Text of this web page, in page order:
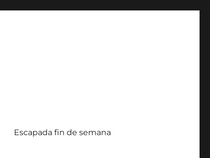
Escapada fin de semana